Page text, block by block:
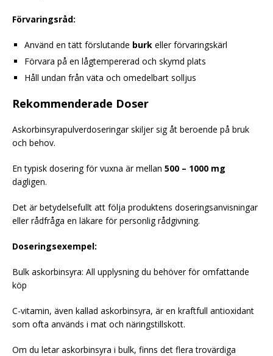
Förvaringsråd:
Använd en tätt förslutande burk eller förvaringskärl
Förvara på en lågtempererad och skymd plats
Håll undan från väta och omedelbart solljus
Rekommenderade Doser
Askorbinsyrapulverdoseringar skiljer sig åt beroende på bruk
och behov.
En typisk dosering för vuxna är mellan 500 – 1000 mg
dagligen.
Det är betydelsefullt att följa produktens doseringsanvisningar
eller rådfråga en läkare för personlig rådgivning.
Doseringsexempel:
Bulk askorbinsyra: All upplysning du behöver för omfattande
köp
C-vitamin, även kallad askorbinsyra, är en kraftfull antioxidant
som ofta används i mat och näringstillskott.
Om du letar askorbinsyra i bulk, finns det flera trovärdiga